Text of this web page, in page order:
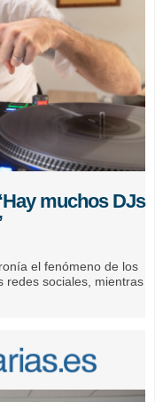
muchos DJs
el fenómeno de los
redes sociales, mientras